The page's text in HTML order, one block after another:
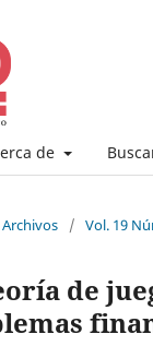
de
Archivos / Vol. 19
de